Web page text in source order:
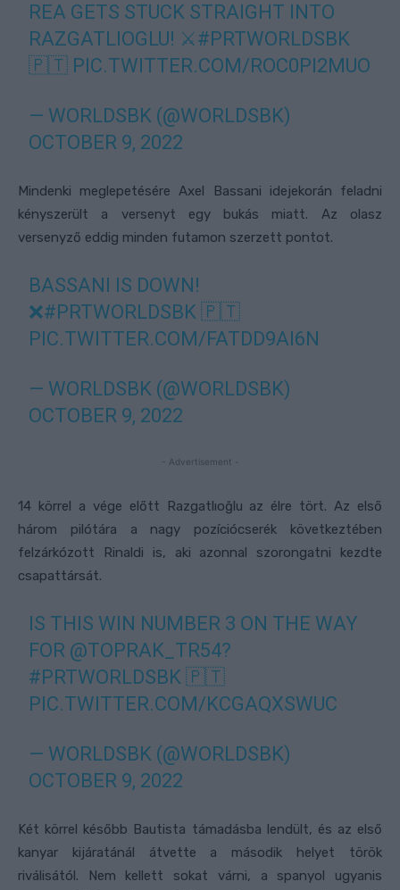
REA GETS STUCK STRAIGHT INTO
RAZGATLIOGLU! ⚔️#PRTWORLDSBK
🇵🇹 PIC.TWITTER.COM/ROC0PI2MUO
— WORLDSBK (@WORLDSBK)
OCTOBER 9, 2022
Mindenki meglepetésére Axel Bassani idejekorán feladni
kényszerült a versenyt egy bukás miatt. Az olasz
versenyző eddig minden futamon szerzett pontot.
BASSANI IS DOWN!
❌#PRTWORLDSBK 🇵🇹
PIC.TWITTER.COM/FATDD9AI6N
— WORLDSBK (@WORLDSBK)
OCTOBER 9, 2022
- Advertisement -
14 körrel a vége előtt Razgatlıoğlu az élre tört. Az első
három pilótára a nagy pozíciócserék következtében
felzárkózott Rinaldi is, aki azonnal szorongatni kezdte
csapattársát.
IS THIS WIN NUMBER 3 ON THE WAY
FOR @TOPRAK_TR54?
#PRTWORLDSBK 🇵🇹
PIC.TWITTER.COM/KCGAQXSWUC
— WORLDSBK (@WORLDSBK)
OCTOBER 9, 2022
Két körrel később Bautista támadásba lendült, és az első
kanyar kijáratánál átvette a második helyet török
riválisától. Nem kellett sokat várni, a spanyol ugyanis